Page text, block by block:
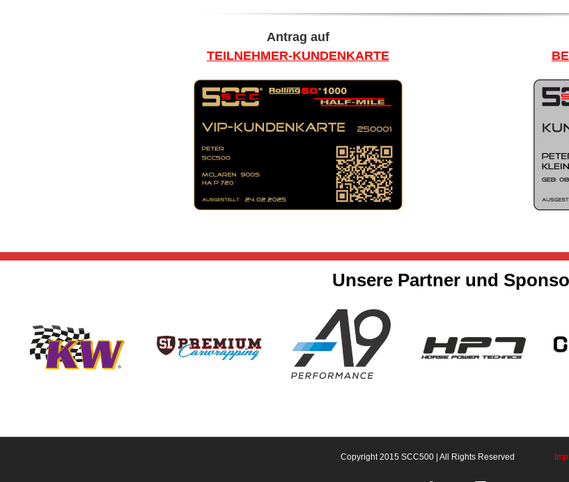
Antrag auf
TEILNEHMER-KUNDENKARTE
Unsere Partner und
Copyright 2015 SCC500 | All Rights Reserved